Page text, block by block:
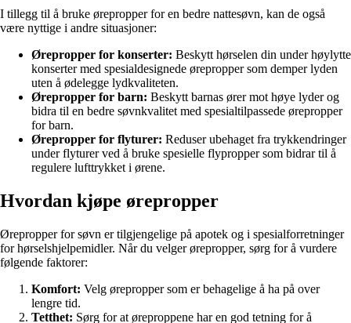
I tillegg til å bruke ørepropper for en bedre nattesøvn, kan de også
være nyttige i andre situasjoner:
Ørepropper for konserter: Beskytt hørselen din under høylytte
konserter med spesialdesignede ørepropper som demper lyden
uten å ødelegge lydkvaliteten.
Ørepropper for barn: Beskytt barnas ører mot høye lyder og
bidra til en bedre søvnkvalitet med spesialtilpassede ørepropper
for barn.
Ørepropper for flyturer: Reduser ubehaget fra trykkendringer
under flyturer ved å bruke spesielle flypropper som bidrar til å
regulere lufttrykket i ørene.
Hvordan kjøpe ørepropper
Ørepropper for søvn er tilgjengelige på apotek og i spesialforretninger
for hørselshjelpemidler. Når du velger ørepropper, sørg for å vurdere
følgende faktorer:
Komfort: Velg ørepropper som er behagelige å ha på over
lengre tid.
Tetthet: Sørg for at øreproppene har en god tetning for å